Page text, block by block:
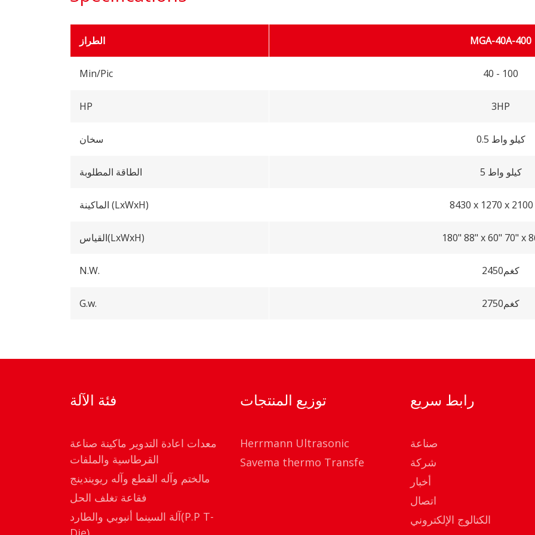
الطراز MGA-40A-400
Min/Pic 40 - 100
HP 3HP
سخان 0.5 كيلو واط
الطاقة المطلوبة 5 كيلو واط
الماكينة (LxWxH) 8430 x 1270 x
القياس(LxWxH) 180" 88" x 60" 70" x
N.W. 2450كغم
G.w. 2750كغم
فئة الآلة
معدات اعادة التدوير ماكينة صناعة
القرطاسية والملفات
مالختم وآله القطع وآله ريويندينج
فقاعة تغلف الحل
آلة السينما أنبوبي والطارد(P.P T-
توزيع المنتجات
Herrmann Ultrasonic
Savema thermo Transfe
رابط سريع
صناعة
شركة
أخبار
اتصال
الكتالوج الإلكتروني